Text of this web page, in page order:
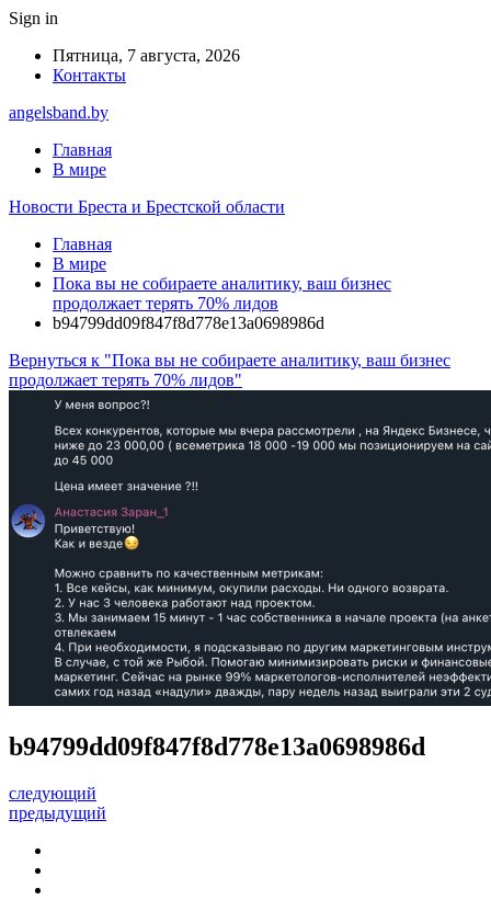
Sign in
Пятница, 7 августа, 2026
Контакты
angelsband.by
Главная
В мире
Новости Бреста и Брестской области
Главная
В мире
Пока вы не собираете аналитику, ваш бизнес
продолжает терять 70% лидов
b94799dd09f847f8d778e13a0698986d
Вернуться к "Пока вы не собираете аналитику, ваш бизнес
продолжает терять 70% лидов"
b94799dd09f847f8d778e13a0698986d
следующий
предыдущий